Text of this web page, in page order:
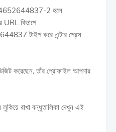
2 হলে
বিভাগে
টাইপ করে এন্টার প্রেস
করেছেন, তাঁর প্রোফাইল আপনার
রাখা বন্ধুতালিকা দেখুন এই